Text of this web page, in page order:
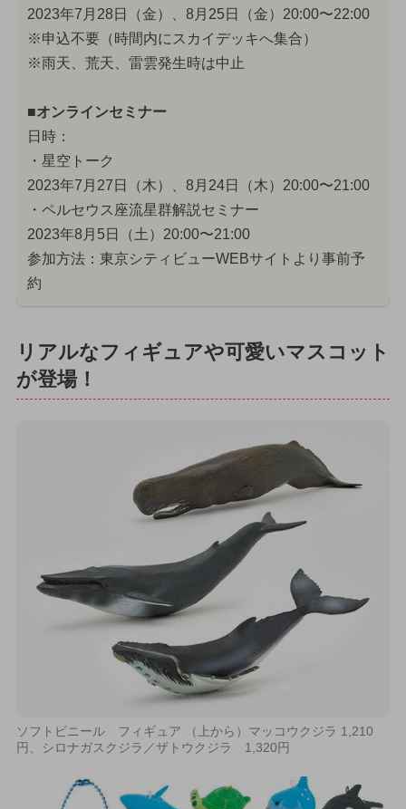
2023年7月28日（金）、8月25日（金）20:00〜22:00
※申込不要（時間内にスカイデッキへ集合）
※雨天、荒天、雷雲発生時は中止
■オンラインセミナー
日時：
・星空トーク
2023年7月27日（木）、8月24日（木）20:00〜21:00
・ペルセウス座流星群解説セミナー
2023年8月5日（土）20:00〜21:00
参加方法：東京シティビューWEBサイトより事前予
約
リアルなフィギュアや可愛いマスコット
が登場！
ソフトビニール フィギュア （上から）マッコウクジラ 1,210
円、シロナガスクジラ／ザトウクジラ 1,320円